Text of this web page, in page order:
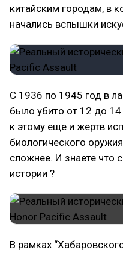
китайским городам, в
начались вспышки
С 1936 по 1945 год в
было убито от 12 до
к этому еще и жертв
биологического
сложнее. И знаете что
истории ?
В рамках